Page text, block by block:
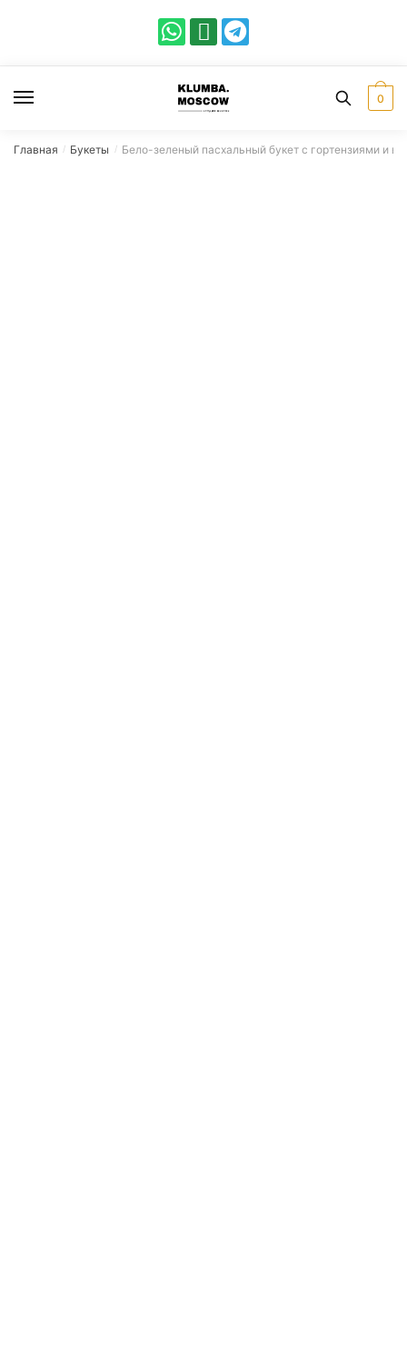
0
Главная / Букеты / Бело-зеленый пасхальный букет с гортензиями и